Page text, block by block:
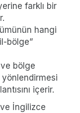
farklı bir
hangi
bölge”
bölge
içerir.
İngilizce